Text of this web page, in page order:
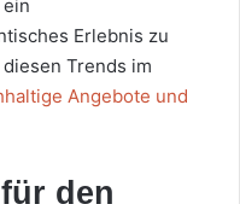
Erlebnis zu
Trends im
Angebote und
den